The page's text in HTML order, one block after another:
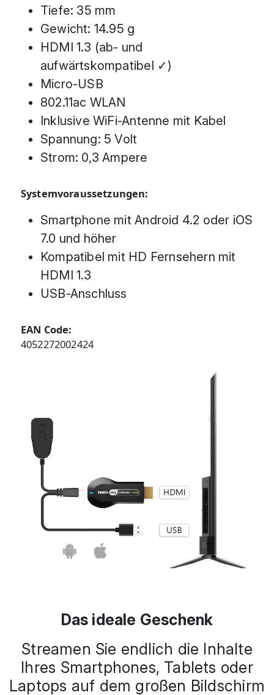
Tiefe: 35 mm
Gewicht: 14.95 g
HDMI 1.3 (ab- und
aufwärtskompatibel ✓)
Micro-USB
802.11ac WLAN
Inklusive WiFi-Antenne mit Kabel
Spannung: 5 Volt
Strom: 0,3 Ampere
Systemvoraussetzungen:
Smartphone mit Android 4.2 oder iOS
7.0 und höher
Kompatibel mit HD Fernsehern mit
HDMI 1.3
USB-Anschluss
EAN Code:
4052272002424
Das ideale Geschenk
Streamen Sie endlich die Inhalte
Ihres Smartphones, Tablets oder
Laptops auf dem großen Bildschirm